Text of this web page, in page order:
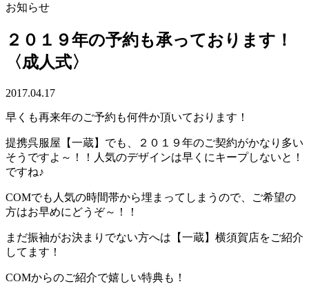
お知らせ
２０１９年の予約も承っております！
〈成人式〉
2017.04.17
早くも再来年のご予約も何件か頂いております！
提携呉服屋【一蔵】でも、２０１９年のご契約がかなり多い
そうですよ～！！人気のデザインは早くにキープしないと！
ですね♪
COMでも人気の時間帯から埋まってしまうので、ご希望の
方はお早めにどうぞ～！！
まだ振袖がお決まりでない方へは【一蔵】横須賀店をご紹介
してます！
COMからのご紹介で嬉しい特典も！